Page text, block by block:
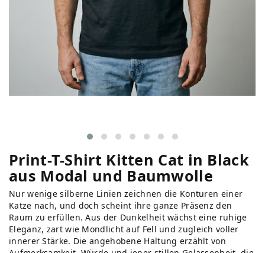
Print-T-Shirt Kitten Cat in Black
aus Modal und Baumwolle
Nur wenige silberne Linien zeichnen die Konturen einer
Katze nach, und doch scheint ihre ganze Präsenz den
Raum zu erfüllen. Aus der Dunkelheit wächst eine ruhige
Eleganz, zart wie Mondlicht auf Fell und zugleich voller
innerer Stärke. Die angehobene Haltung erzählt von